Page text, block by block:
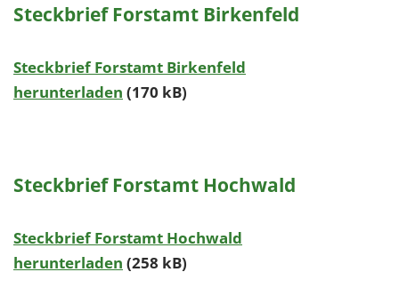
Steckbrief Forstamt Birkenfeld
Steckbrief Forstamt Birkenfeld
herunterladen (170 kB)
Steckbrief Forstamt Hochwald
Steckbrief Forstamt Hochwald
herunterladen (258 kB)